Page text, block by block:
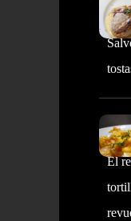
El